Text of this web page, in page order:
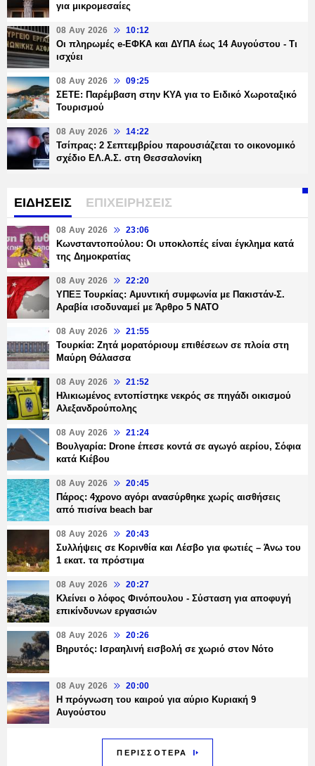
για μικρομεσαίες
08 Αυγ 2026 10:12
Οι πληρωμές e-ΕΦΚΑ και ΔΥΠΑ έως 14 Αυγούστου - Τι
ισχύει
08 Αυγ 2026 09:25
ΣΕΤΕ: Παρέμβαση στην ΚΥΑ για το Ειδικό Χωροταξικό
Τουρισμού
08 Αυγ 2026 14:22
Τσίπρας: 2 Σεπτεμβρίου παρουσιάζεται το οικονομικό
σχέδιο ΕΛ.Α.Σ. στη Θεσσαλονίκη
ΕΙΔΗΣΕΙΣ ΕΠΙΧΕΙΡΗΣΕΙΣ
08 Αυγ 2026 23:06
Κωνσταντοπούλου: Οι υποκλοπές είναι έγκλημα κατά
της Δημοκρατίας
08 Αυγ 2026 22:20
ΥΠΕΞ Τουρκίας: Αμυντική συμφωνία με Πακιστάν-Σ.
Αραβία ισοδυναμεί με Άρθρο 5 NATO
08 Αυγ 2026 21:55
Τουρκία: Ζητά μορατόριουμ επιθέσεων σε πλοία στη
Μαύρη Θάλασσα
08 Αυγ 2026 21:52
Ηλικιωμένος εντοπίστηκε νεκρός σε πηγάδι οικισμού
Αλεξανδρούπολης
08 Αυγ 2026 21:24
Βουλγαρία: Drone έπεσε κοντά σε αγωγό αερίου, Σόφια
κατά Κιέβου
08 Αυγ 2026 20:45
Πάρος: 4χρονο αγόρι ανασύρθηκε χωρίς αισθήσεις
από πισίνα beach bar
08 Αυγ 2026 20:43
Συλλήψεις σε Κορινθία και Λέσβο για φωτιές – Άνω του
1 εκατ. τα πρόστιμα
08 Αυγ 2026 20:27
Κλείνει ο λόφος Φινόπουλου - Σύσταση για αποφυγή
επικίνδυνων εργασιών
08 Αυγ 2026 20:26
Βηρυτός: Ισραηλινή εισβολή σε χωριό στον Νότο
08 Αυγ 2026 20:00
Η πρόγνωση του καιρού για αύριο Κυριακή 9
Αυγούστου
ΠΕΡΙΣΣΟΤΕΡΑ